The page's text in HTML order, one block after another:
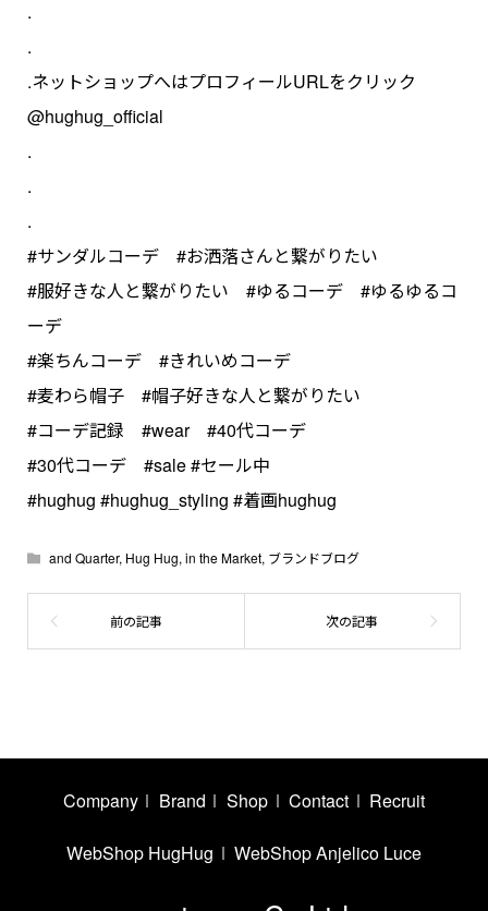
.
.
.ネットショップへはプロフィールURLをクリック
@hughug_official
.
.
.
#サンダルコーデ #お洒落さんと繋がりたい
#服好きな人と繋がりたい #ゆるコーデ #ゆるゆるコ
ーデ
#楽ちんコーデ #きれいめコーデ
#麦わら帽子 #帽子好きな人と繋がりたい
#コーデ記録 #wear #40代コーデ
#30代コーデ #sale #セール中
#hughug #hughug_styling #着画hughug
and Quarter, Hug Hug, in the Market, ブランドブログ
Company Brand Shop Contact Recruit
WebShop HugHug WebShop Anjelico Luce